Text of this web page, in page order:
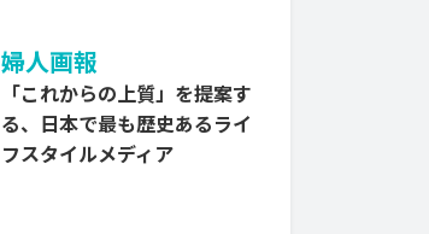
婦人画報
「これからの上質」を提案す
る、日本で最も歴史あるライ
フスタイルメディア